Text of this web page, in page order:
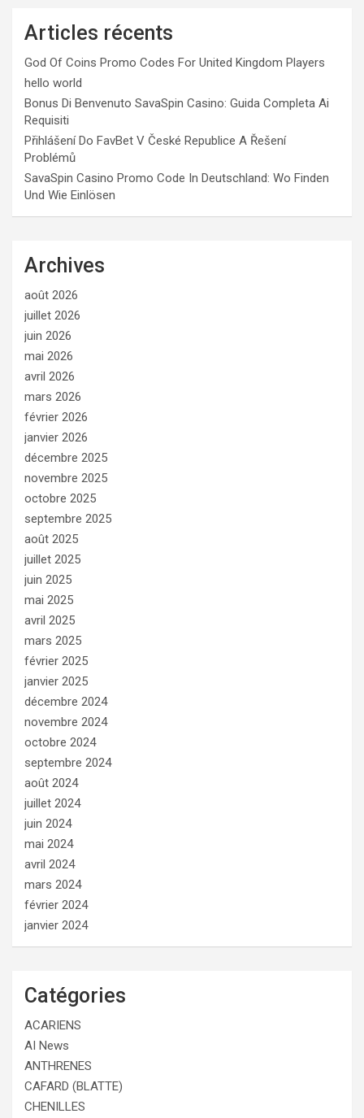
Articles récents
God Of Coins Promo Codes For United Kingdom Players
hello world
Bonus Di Benvenuto SavaSpin Casino: Guida Completa Ai
Requisiti
Přihlášení Do FavBet V České Republice A Řešení
Problémů
SavaSpin Casino Promo Code In Deutschland: Wo Finden
Und Wie Einlösen
Archives
août 2026
juillet 2026
juin 2026
mai 2026
avril 2026
mars 2026
février 2026
janvier 2026
décembre 2025
novembre 2025
octobre 2025
septembre 2025
août 2025
juillet 2025
juin 2025
mai 2025
avril 2025
mars 2025
février 2025
janvier 2025
décembre 2024
novembre 2024
octobre 2024
septembre 2024
août 2024
juillet 2024
juin 2024
mai 2024
avril 2024
mars 2024
février 2024
janvier 2024
Catégories
ACARIENS
AI News
ANTHRENES
CAFARD (BLATTE)
CHENILLES